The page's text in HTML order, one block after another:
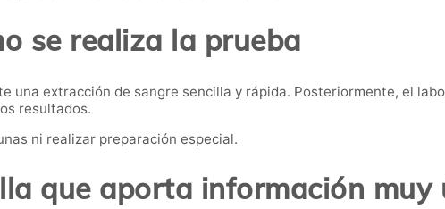
se realiza la prueba
una extracción de sangre sencilla y rápida. Posteriormente, el
resultados.
ni realizar preparación especial.
que aporta información muy